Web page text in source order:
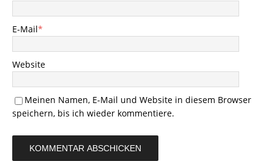
E-Mail*
Website
Meinen Namen, E-Mail und Website in diesem Browser
speichern, bis ich wieder kommentiere.